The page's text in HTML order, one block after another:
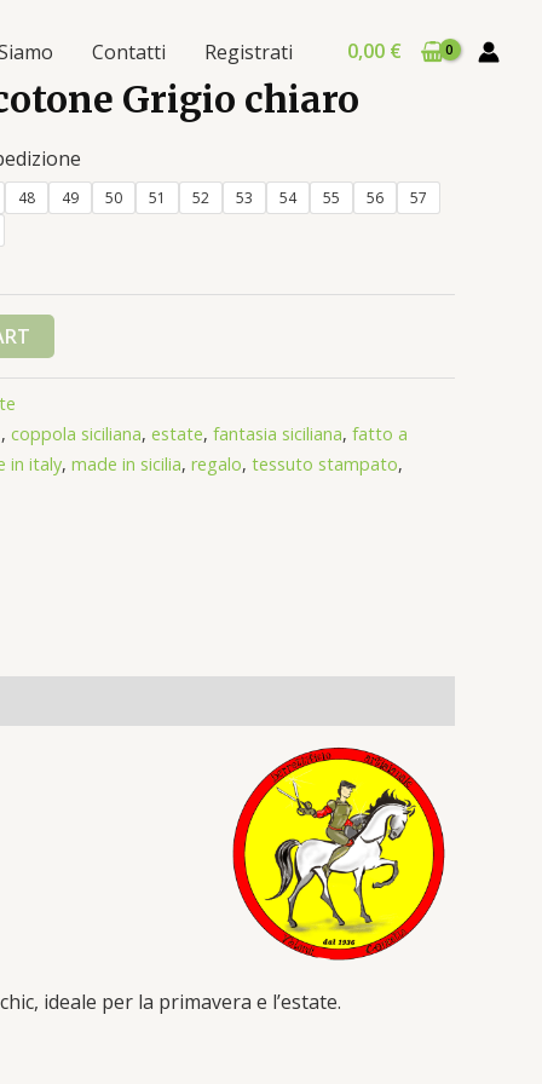
Contatti Registrati 0,00 €
Grigio chiaro
48 49 50 51 52 53 54 55 56 57
, coppola siciliana, estate, fantasia siciliana, fatto a
in italy, made in sicilia, regalo, tessuto stampato,
ideale per la primavera e l’estate.